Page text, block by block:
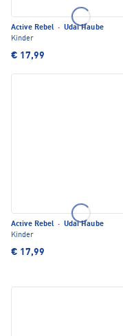
Active Rebel · Udai Haube
Kinder
€ 17,99
Active Rebel · Udai Haube
Kinder
€ 17,99